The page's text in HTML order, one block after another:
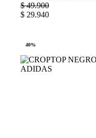
$49.900
$ 29.940
40%